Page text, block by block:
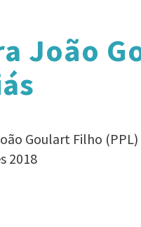
João
Goulart Filho
2018